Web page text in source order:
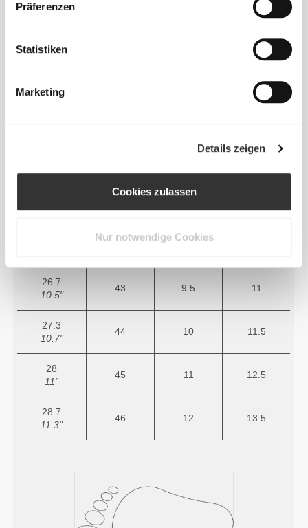
Präferenzen
Statistiken
Marketing
Details zeigen
Cookies zulassen
Nur notwendige Cookies
9.4"
8.5
10"
26.7
10.5"
43 9.5 11
27.3
10.7"
44 10 11.5
28
11"
45 11 12.5
28.7
11.3"
46 12 13.5